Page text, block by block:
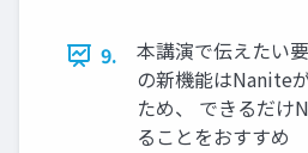
9.
本講演で伝えたい
の新機能はNanite
ため、 できるだけ
ることをおすすめ